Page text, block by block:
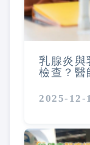
乳腺炎與
檢查？醫
2025-12-